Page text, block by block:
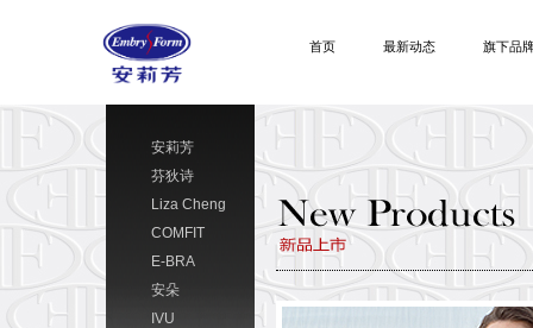
首页 最新动态 旗下品
安莉芳
芬狄诗
Liza Cheng
COMFIT
E-BRA
安朵
IVU